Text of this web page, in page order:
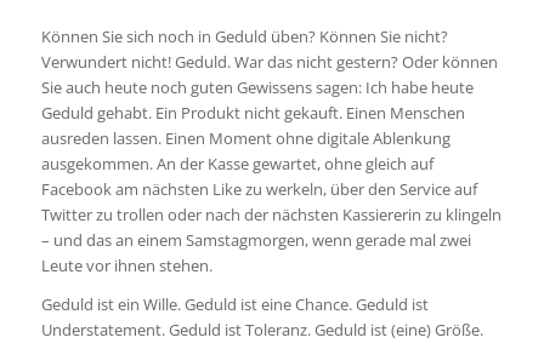
Können Sie sich noch in Geduld üben? Können Sie nicht?
Verwundert nicht! Geduld. War das nicht gestern? Oder können
Sie auch heute noch guten Gewissens sagen: Ich habe heute
Geduld gehabt. Ein Produkt nicht gekauft. Einen Menschen
ausreden lassen. Einen Moment ohne digitale Ablenkung
ausgekommen. An der Kasse gewartet, ohne gleich auf
Facebook am nächsten Like zu werkeln, über den Service auf
Twitter zu trollen oder nach der nächsten Kassiererin zu klingeln
– und das an einem Samstagmorgen, wenn gerade mal zwei
Leute vor ihnen stehen.
Geduld ist ein Wille. Geduld ist eine Chance. Geduld ist
Understatement. Geduld ist Toleranz. Geduld ist (eine) Größe.